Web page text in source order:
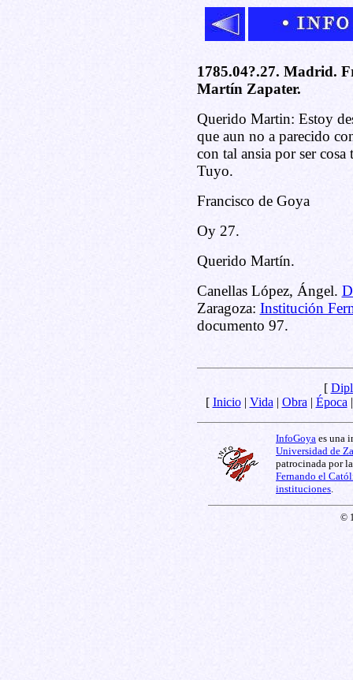
1785.04?.27. Madrid.
Martín Zapater.
Querido Martin: Estoy
que aun no a parecido
con tal ansia por ser
Tuyo.
Francisco de Goya
Oy 27.
Querido Martín.
Canellas López, Ángel.
Zaragoza: Institución
documento 97.
[
[ Inicio| Vida | Obra | Época
InfoGoya es una
Universidad de
patrocinada por
Fernando el
instituciones
©